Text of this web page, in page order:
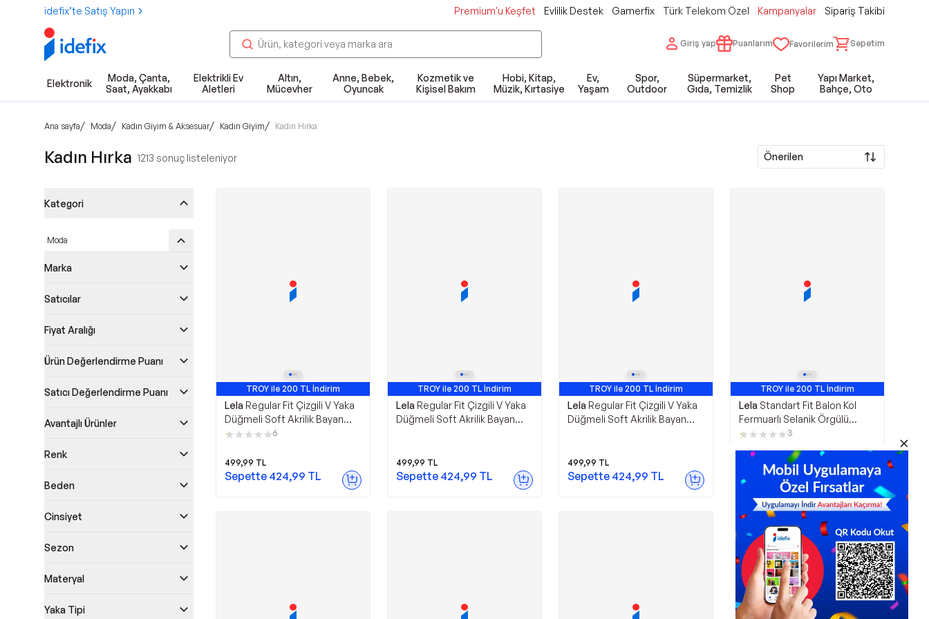
idefix’te Satış Yapın Premium'u Keşfet Evlilik Destek Gamerfix Türk Telekom Özel Kampanyalar Sipariş Takibi
Giriş yap Puanlarım Favorilerim Sepetim
Elektronik
Moda, Çanta,
Saat, Ayakkabı
Elektrikli Ev
Aletleri
Altın,
Mücevher
Anne, Bebek,
Oyuncak
Kozmetik ve
Kişisel Bakım
Hobi, Kitap,
Müzik, Kırtasiye
Ev,
Yaşam
Spor,
Outdoor
Süpermarket,
Gıda, Temizlik
Pet
Shop
Yapı Market,
Bahçe, Oto
Ana sayfa/ Moda/ Kadın Giyim & Aksesuar/ Kadın Giyim/ Kadın Hırka
Kadın Hırka 1213 sonuç listeleniyor Önerilen
Kategori
Moda
Marka
Satıcılar
Fiyat Aralığı
Ürün Değerlendirme Puanı
Satıcı Değerlendirme Puanı
Avantajlı Ürünler
Renk
Beden
Cinsiyet
Sezon
Materyal
Yaka Tipi
TROY ile 200 TL İndirim
Lela Regular Fit Çizgili V Yaka
Düğmeli Soft Akrilik Bayan
Hırka 4615188 Vizon-Taş
6
499,99 TL
Sepette 424,99 TL
TROY ile 200 TL İndirim
Lela Regular Fit Çizgili V Yaka
Düğmeli Soft Akrilik Bayan
499,99 TL
Sepette 424,99 TL
TROY ile 200 TL İndirim
Lela Regular Fit Çizgili V Yaka
Düğmeli Soft Akrilik Bayan
499,99 TL
Sepette 424,99 TL
TROY ile 200 TL İndirim
Lela Standart Fit Balon Kol
Fermuarlı Selanik Örgülü
Bayan Hırka 4615562
3
649,99 TL
Sepette552,49TL